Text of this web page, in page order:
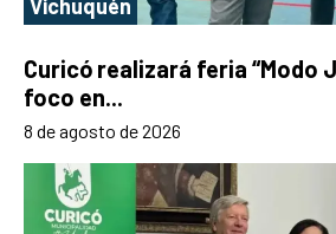
Vichuquén
Curicó realizará feria “Modo
foco en...
8 de agosto de 2026